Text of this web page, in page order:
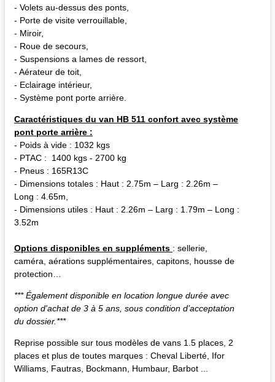
- Volets au-dessus des ponts,
- Porte de visite verrouillable,
- Miroir,
- Roue de secours,
- Suspensions a lames de ressort,
- Aérateur de toit,
- Eclairage intérieur,
- Système pont porte arrière.
Caractéristiques du van HB 511 confort avec système
pont porte arrière :
- Poids à vide : 1032 kgs
- PTAC : 1400 kgs - 2700 kg
- Pneus : 165R13C
- Dimensions totales : Haut : 2.75m – Larg : 2.26m –
Long : 4.65m,
- Dimensions utiles : Haut : 2.26m – Larg : 1.79m – Long :
3.52m
Options disponibles en suppléments : sellerie,
caméra, aérations supplémentaires, capitons, housse de
protection…
*** Également disponible en location longue durée avec
option d'achat de 3 à 5 ans, sous condition d’acceptation
du dossier.***
Reprise possible sur tous modèles de vans 1.5 places, 2
places et plus de toutes marques : Cheval Liberté, Ifor
Williams, Fautras, Bockmann, Humbaur, Barbot ...